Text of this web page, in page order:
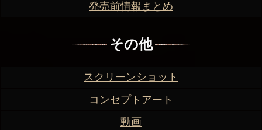
発売前情報まとめ
その他
スクリーンショット
コンセプトアート
動画